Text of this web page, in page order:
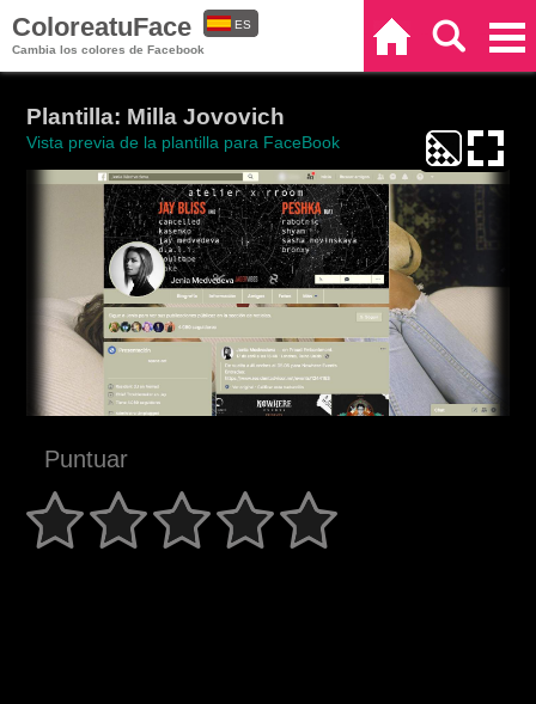
ColoreatuFace
Cambia los colores de Facebook
ES
Plantilla: Milla Jovovich
Vista previa de la plantilla para FaceBook
Puntuar